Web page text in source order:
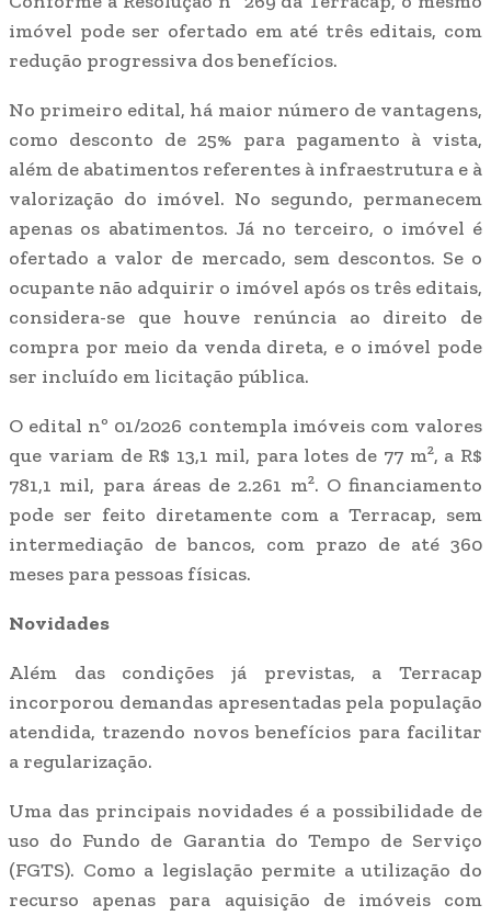
imóvel pode ser ofertado em até três editais, com
redução progressiva dos benefícios.
No primeiro edital, há maior número de vantagens,
como desconto de 25% para pagamento à vista,
além de abatimentos referentes à infraestrutura e à
valorização do imóvel. No segundo, permanecem
apenas os abatimentos. Já no terceiro, o imóvel é
ofertado a valor de mercado, sem descontos. Se o
ocupante não adquirir o imóvel após os três editais,
considera-se que houve renúncia ao direito de
compra por meio da venda direta, e o imóvel pode
ser incluído em licitação pública.
O edital nº 01/2026 contempla imóveis com valores
que variam de R$ 13,1 mil, para lotes de 77 m², a R$
781,1 mil, para áreas de 2.261 m². O financiamento
pode ser feito diretamente com a Terracap, sem
intermediação de bancos, com prazo de até 360
meses para pessoas físicas.
Novidades
Além das condições já previstas, a Terracap
incorporou demandas apresentadas pela população
atendida, trazendo novos benefícios para facilitar
a regularização.
Uma das principais novidades é a possibilidade de
uso do Fundo de Garantia do Tempo de Serviço
(FGTS). Como a legislação permite a utilização do
recurso apenas para aquisição de imóveis com